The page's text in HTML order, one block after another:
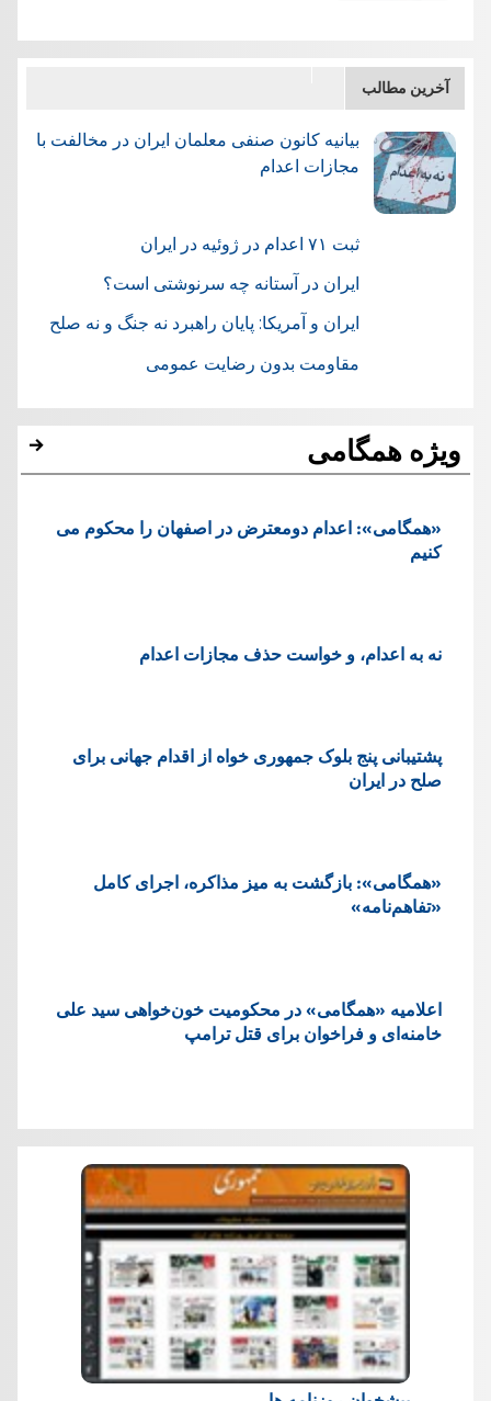
آخرین مطالب
بیانیه کانون صنفی معلمان ایران در مخالفت با
مجازات اعدام
ثبت ۷۱ اعدام در ژوئيه در ایران
ایران در آستانه چه سرنوشتی است؟
ایران و آمریکا: پایان راهبرد نه جنگ و نه صلح
مقاومت بدون رضایت عمومی
ویژه همگامی
«همگامی»: اعدام دومعترض در اصفهان را محکوم می
کنیم
نه به اعدام، و خواست حذف مجازات اعدام
پشتيبانی پنج بلوک جمهوری خواه از اقدام جهانی برای
صلح در ایران
«همگامی»: بازگشت به میز مذاکره، اجرای کامل
«تفاهم‌نامه»
اعلامیه «همگامی» در محکومیت خون‌خواهی سید علی
خامنه‌ای و فراخوان برای قتل ترامپ